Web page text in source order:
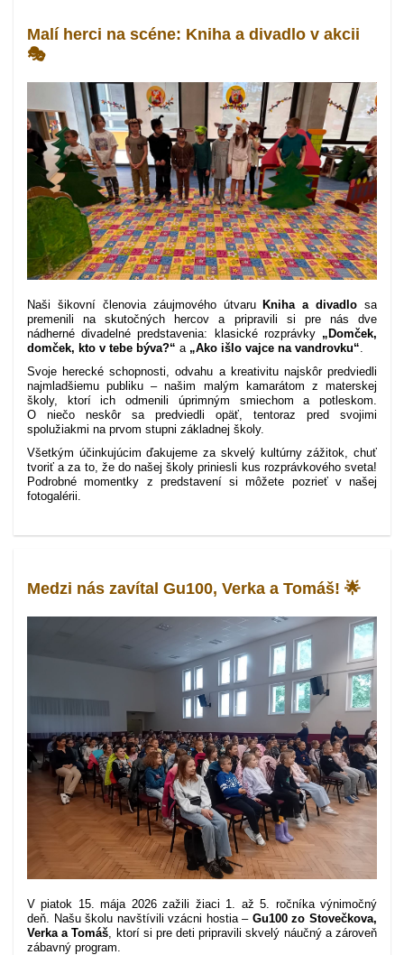
Malí herci na scéne: Kniha a divadlo v akcii
🎭
Naši šikovní členovia záujmového útvaruKniha a divadlo sa
premenili na skutočných hercov a pripravili si pre nás dve
nádherné divadelné predstavenia: klasické rozprávky „Domček,
domček, kto v tebe býva?“ a „Ako išlo vajce na vandrovku“
Svoje herecké schopnosti, odvahu a kreativitu najskôr predviedli
najmladšiemu publiku – našim malým kamarátom z materskej
školy, ktorí ich odmenili úprimným smiechom a potleskom.
O niečo neskôr sa predviedli opäť, tentoraz pred svojimi
spolužiakmi na prvom stupni základnej školy.
Všetkým účinkujúcim ďakujeme za skvelý kultúrny zážitok, chuť
tvoriť a za to, že do našej školy priniesli kus rozprávkového sveta!
Podrobné momentky z predstavení si môžete pozrieť v našej
fotogalérii.
Medzi nás zavítal Gu100, Verka a Tomáš! 🌟
V piatok 15. mája 2026 zažili žiaci 1. až 5. ročníka výnimočný
deň. Našu školu navštívili vzácni hostia – Gu100 zo Stovečkova,
Verka a Tomáš , ktorí si pre deti pripravili skvelý náučný a zároveň
zábavný program.